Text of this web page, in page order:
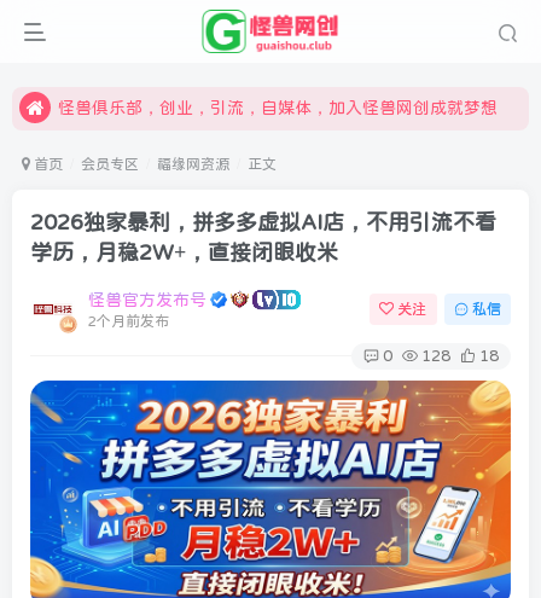
限时开通会员更享折扣，超高返佣
怪兽俱乐部，创业，引流，自媒体，加入怪兽网创成就梦想
首页 会员专区 福缘网资源 正文
2026独家暴利，拼多多虚拟AI店，不用引流不看
学历，月稳2W+，直接闭眼收米
怪兽官方发布号
2个月前发布
关注 私信
0 128 18